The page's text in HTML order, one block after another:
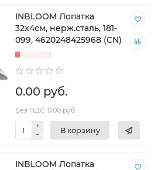
INBLOOM Лопатка
32х4см, нерж.сталь, 181-
099, 4620248425968 (CN)
0.00 руб.
Без НДС: 0.00 руб.
В корзину
INBLOOM Лопатка